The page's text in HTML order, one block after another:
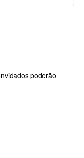
poderão